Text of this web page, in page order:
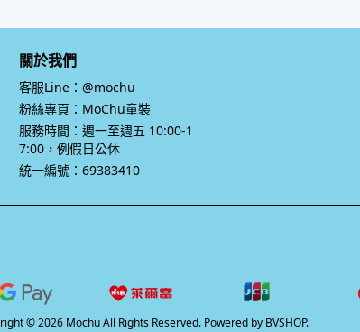
關於我們
客服Line：@mochu
粉絲專頁：MoChu童裝
服務時間：週一至週五 10:00-1
7:00，例假日公休
統一編號：69383410
© 2026 Mochu All Rights Reserved. Powered by BVSHOP.